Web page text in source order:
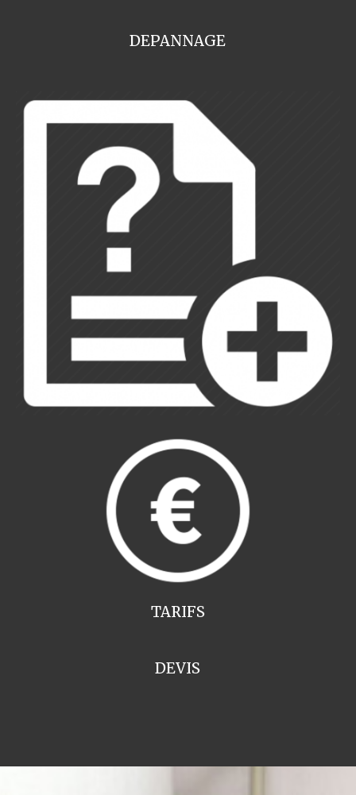
DEPANNAGE
TARIFS
DEVIS